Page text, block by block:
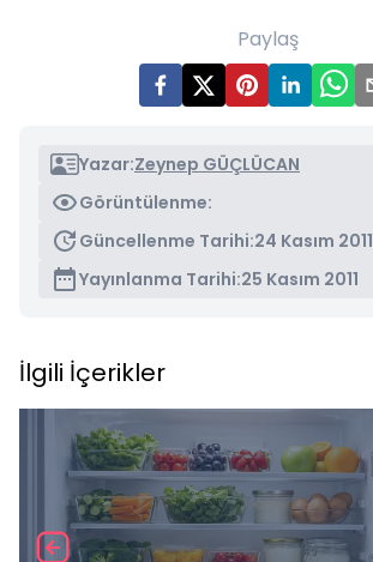
Paylaş
Yazar:Zeynep GÜÇLÜCAN
Görüntülenme:
Güncellenme Tarihi:24 Kasım 2011
Yayınlanma Tarihi:25 Kasım 2011
İlgili İçerikler